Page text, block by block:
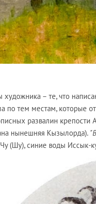
– те, что
по тем местам, которые
развалин крепости
нынешняя Кызылорда).
(Шу), синие воды Иссык-